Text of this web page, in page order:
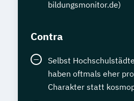
bildungsmonitor.de)
Contra
Selbst
haben oftmals eher
Charakter statt